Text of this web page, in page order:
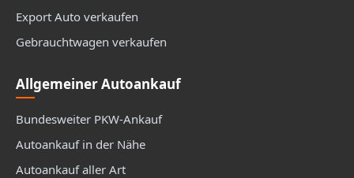
Export Auto verkaufen
Gebrauchtwagen verkaufen
Allgemeiner Autoankauf
Bundesweiter PKW-Ankauf
Autoankauf in der Nähe
Autoankauf aller Art